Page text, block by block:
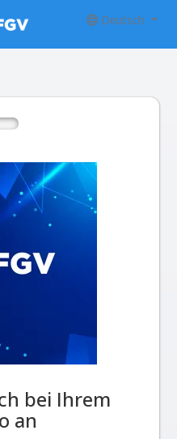
Deutsch
bei Ihrem
an